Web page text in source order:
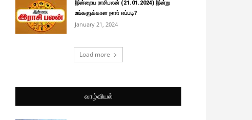
இன்றைய ராசிபலன் (21.01.2024) இன்று
உங்களுக்கான நாள் எப்படி?
January 21, 2024
Load more
வாழ்வியல்